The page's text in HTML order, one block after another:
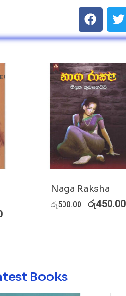
SALE!
Naga Raksha
රු500.00 රු450.00
Books